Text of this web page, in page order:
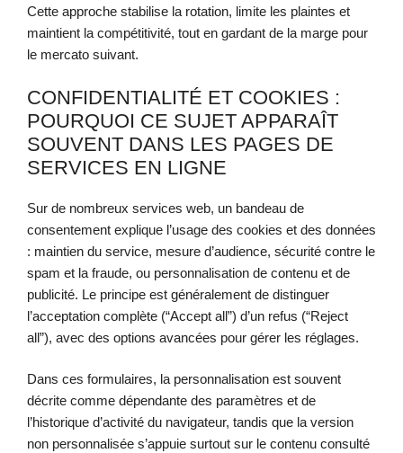
Cette approche stabilise la rotation, limite les plaintes et
maintient la compétitivité, tout en gardant de la marge pour
le mercato suivant.
CONFIDENTIALITÉ ET COOKIES :
POURQUOI CE SUJET APPARAÎT
SOUVENT DANS LES PAGES DE
SERVICES EN LIGNE
Sur de nombreux services web, un bandeau de
consentement explique l’usage des cookies et des données
: maintien du service, mesure d’audience, sécurité contre le
spam et la fraude, ou personnalisation de contenu et de
publicité. Le principe est généralement de distinguer
l’acceptation complète (“Accept all”) d’un refus (“Reject
all”), avec des options avancées pour gérer les réglages.
Dans ces formulaires, la personnalisation est souvent
décrite comme dépendante des paramètres et de
l’historique d’activité du navigateur, tandis que la version
non personnalisée s’appuie surtout sur le contenu consulté